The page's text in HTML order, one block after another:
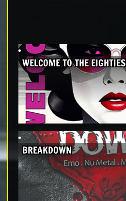
WELCOME TO THE EIGHTIES
BREAKDOWN